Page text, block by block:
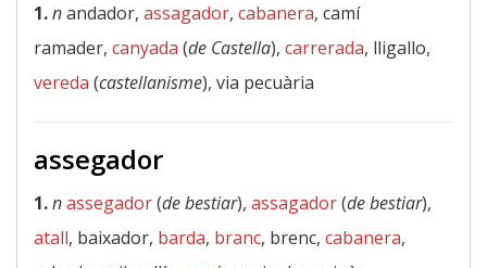
1.nandador, assagador, cabanera, camí
ramader, canyada (de Castella), carrerada, lligallo,
vereda (castellanisme), via pecuària
assegador
1.nassegador(de bestiar), assagador(de bestiar),
atall, baixador, barda, branc, brenc, cabanera,